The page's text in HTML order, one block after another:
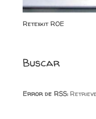
Retexkit ROE
Buscar
Error de RSS: